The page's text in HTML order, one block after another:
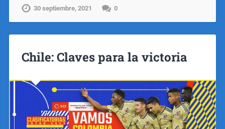
30 septiembre, 2021 0
Chile: Claves para la victoria